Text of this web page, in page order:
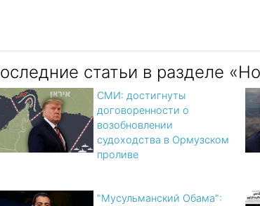
статьи в разделе
СМИ: достигнуты
договоренности о
возобновлении
судоходства в Ормузском
проливе
"Мусульманский Обама":